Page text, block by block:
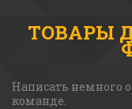
ТОВАРЫ
Написать немного
команде.